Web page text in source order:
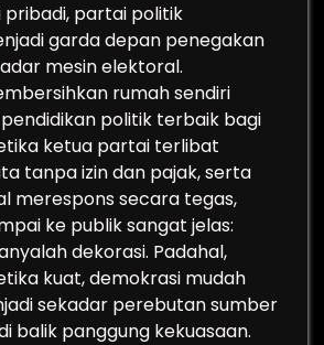
partai politik
garda depan penegakan
mesin elektoral.
rumah sendiri
politik terbaik bagi
ketua partai terlibat
tanpa izin dan pajak, serta
merespons secara tegas,
ke publik sangat jelas:
dekorasi. Padahal,
kuat, demokrasi mudah
sekadar perebutan sumber
balik panggung kekuasaan.